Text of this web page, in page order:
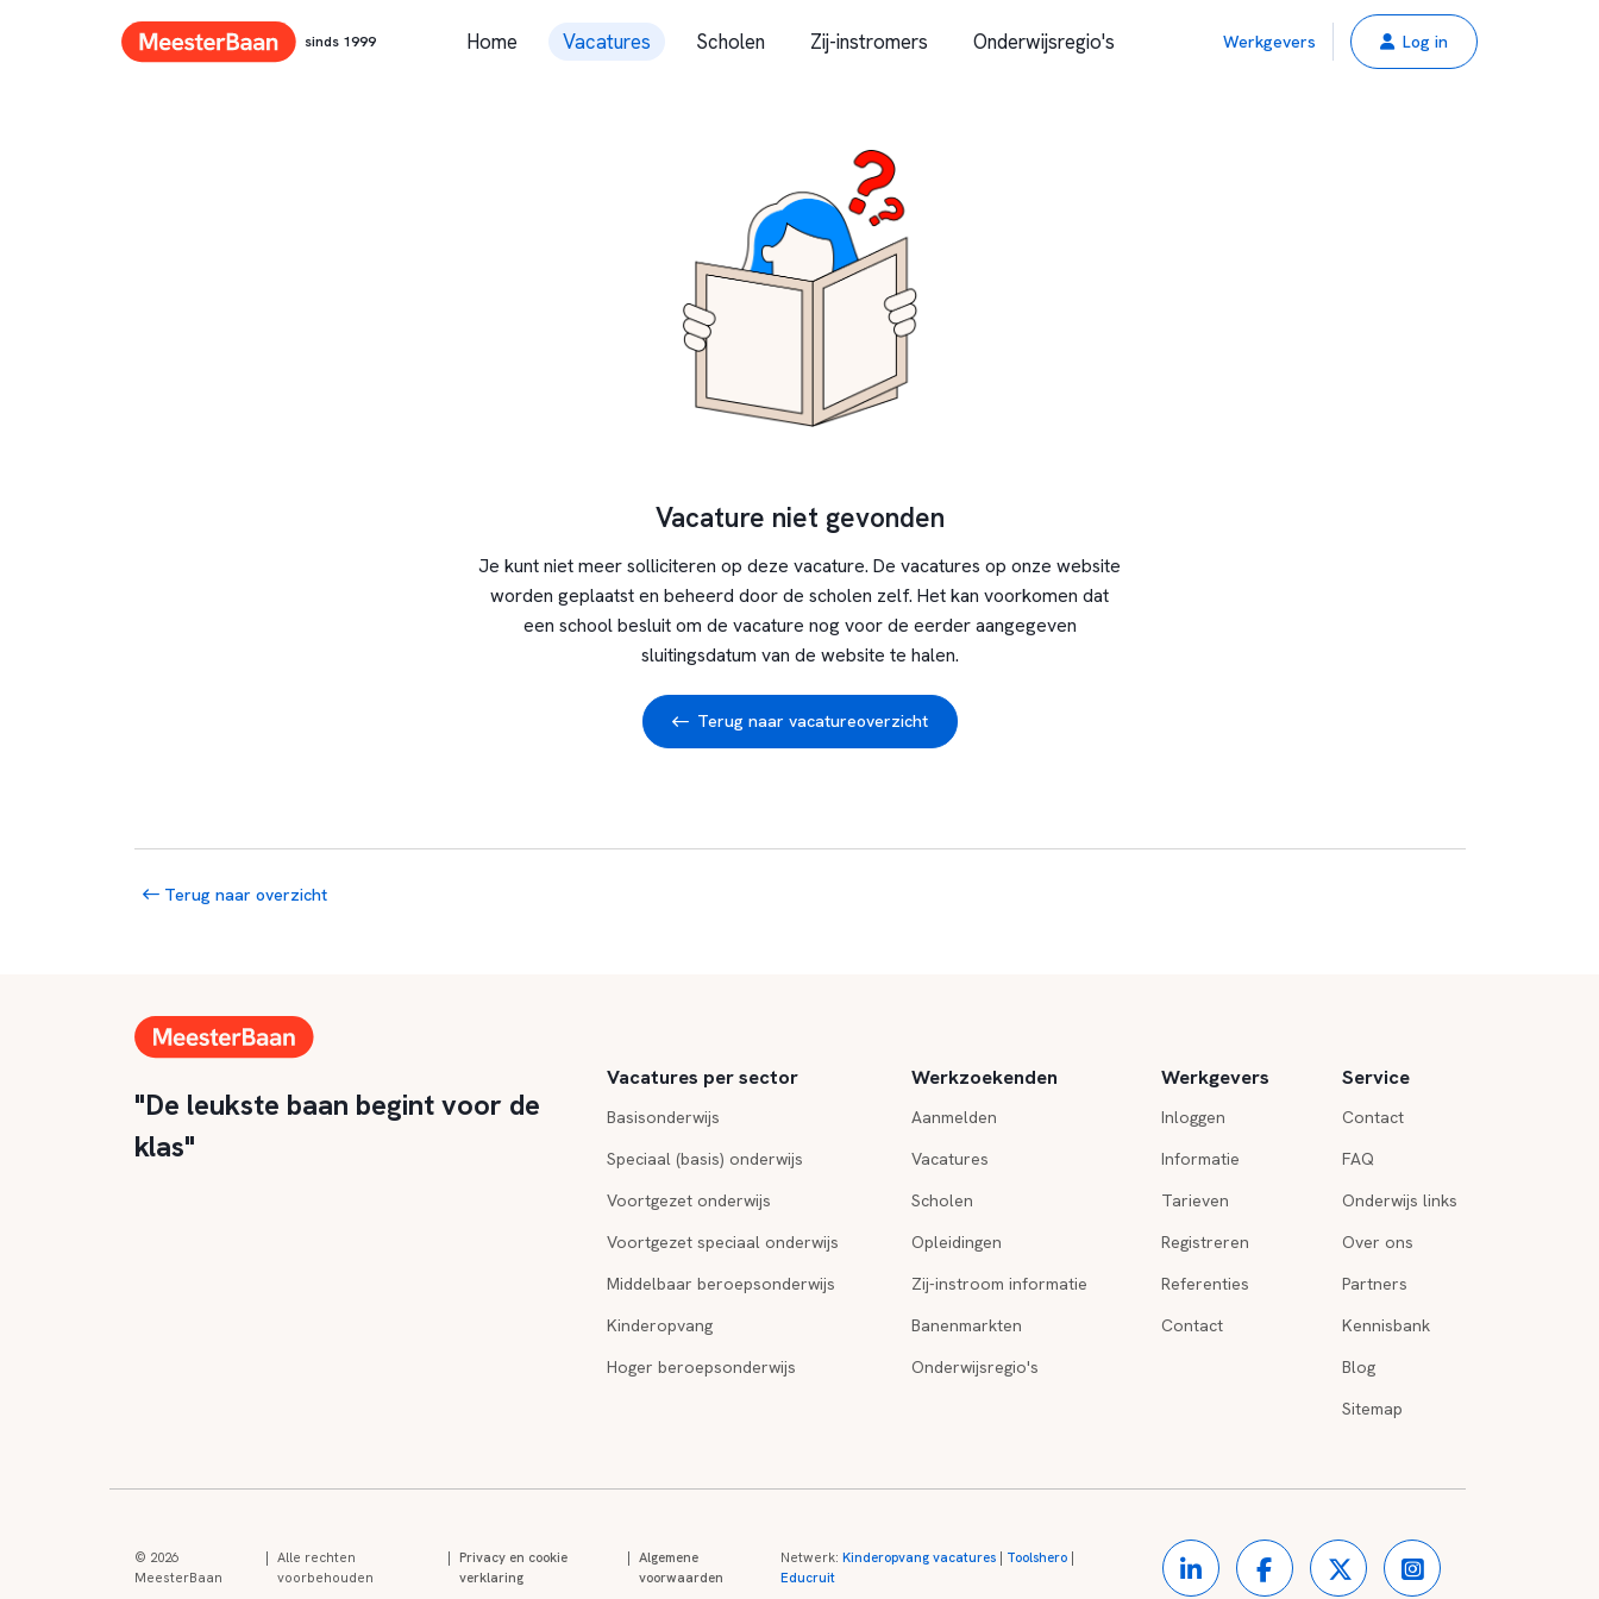
sinds 1999 Home Vacatures Scholen Zij-instromers Onderwijsregio's Werkgevers Log in
Vacature niet gevonden
Je kunt niet meer solliciteren op deze vacature. De vacatures op onze website
worden geplaatst en beheerd door de scholen zelf. Het kan voorkomen dat
een school besluit om de vacature nog voor de eerder aangegeven
sluitingsdatum van de website te halen.
Terug naar vacatureoverzicht
Terug naar overzicht
"De leukste baan begint voor de
klas"
Vacatures per sector
Basisonderwijs
Speciaal (basis) onderwijs
Voortgezet onderwijs
Voortgezet speciaal onderwijs
Middelbaar beroepsonderwijs
Kinderopvang
Hoger beroepsonderwijs
Werkzoekenden
Aanmelden
Vacatures
Scholen
Opleidingen
Zij-instroom informatie
Banenmarkten
Onderwijsregio's
Werkgevers
Inloggen
Informatie
Tarieven
Registreren
Referenties
Contact
Service
Contact
FAQ
Onderwijs links
Over ons
Partners
Kennisbank
Blog
Sitemap
© 2026
MeesterBaan
Alle rechten
voorbehouden
Privacy en cookie
verklaring
Algemene
voorwaarden
Netwerk: Kinderopvang vacatures| Toolshero|
Educruit